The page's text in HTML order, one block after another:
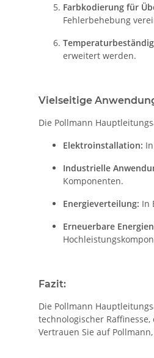
Farbkodierung für
Fehlerbehebung
erweitert werden.
Vielseitige
Die Pollmann
Elektroinstallation:
Industrielle
Komponenten.
Energieverteilung: In
Erneuerbare
Fazit:
Die Pollmann
technologischer
Vertrauen Sie auf